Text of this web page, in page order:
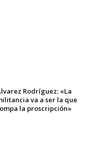
Rodríguez: «La
va a ser la que
la proscripción»